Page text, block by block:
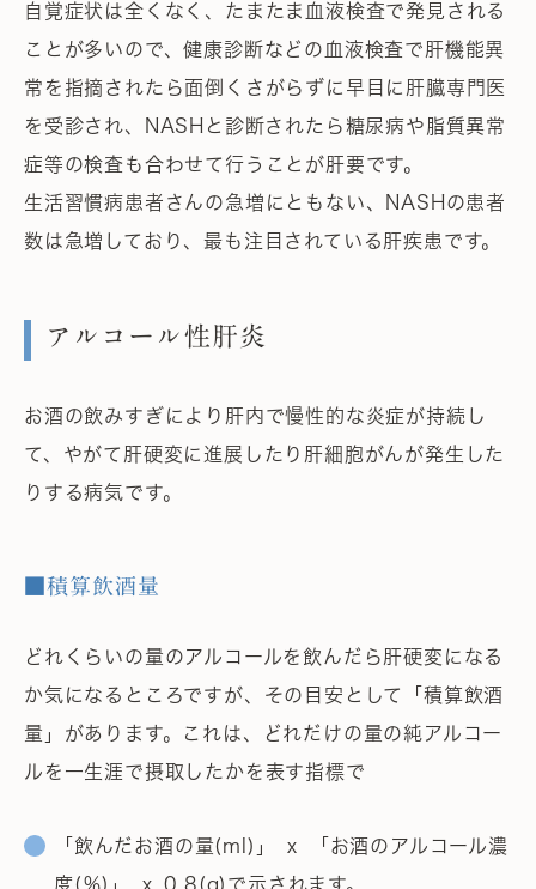
自覚症状は全くなく、たまたま血液検査で発見される
ことが多いので、健康診断などの血液検査で肝機能異
常を指摘されたら面倒くさがらずに早目に肝臓専門医
を受診され、NASHと診断されたら糖尿病や脂質異常
症等の検査も合わせて行うことが肝要です。
生活習慣病患者さんの急増にともない、NASHの患者
数は急増しており、最も注目されている肝疾患です。
アルコール性肝炎
お酒の飲みすぎにより肝内で慢性的な炎症が持続し
て、やがて肝硬変に進展したり肝細胞がんが発生した
りする病気です。
■積算飲酒量
どれくらいの量のアルコールを飲んだら肝硬変になる
か気になるところですが、その目安として「積算飲酒
量」があります。これは、どれだけの量の純アルコー
ルを一生涯で摂取したかを表す指標で
「飲んだお酒の量(ml)」 ｘ 「お酒のアルコール濃
度(％)」 ｘ 0.8(g)で示されます。